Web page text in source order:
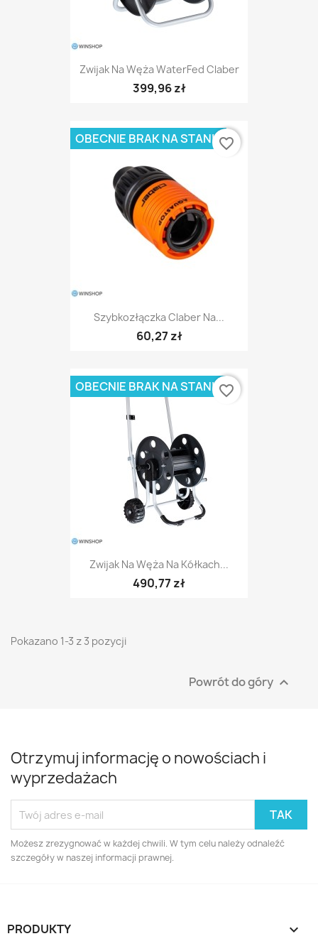
Zwijak Na Węża WaterFed Claber
399,96 zł
Szybkozłączka Claber Na...
60,27 zł
OBECNIE BRAK NA STANIEfavorite_border
Zwijak Na Węża Na Kółkach...
490,77 zł
OBECNIE BRAK NA STANIEfavorite_border
Pokazano 1-3 z 3 pozycji
Powrót do góry 
Otrzymuj informację o nowościach i
wyprzedażach
Możesz zrezygnować w każdej chwili. W tym celu należy odnaleźć
szczegóły w naszej informacji prawnej.
PRODUKTY 